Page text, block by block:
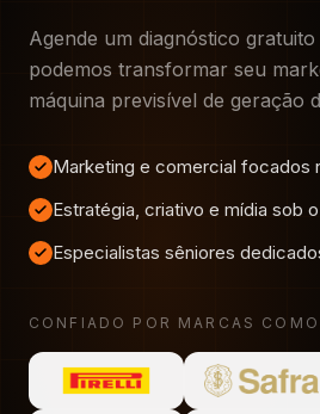
Agende um diagnóstico
podemos transformar seu
máquina previsível de geração
Marketing e comercial focados
Estratégia, criativo e mídia sob
Especialistas sêniores
CONFIADO POR MARCAS COMO